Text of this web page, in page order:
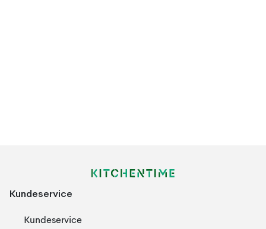
Kundeservice
Kundeservice